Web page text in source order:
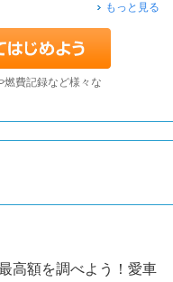
もっと見る
燃費記録など様々な
高額を調べよう！愛車